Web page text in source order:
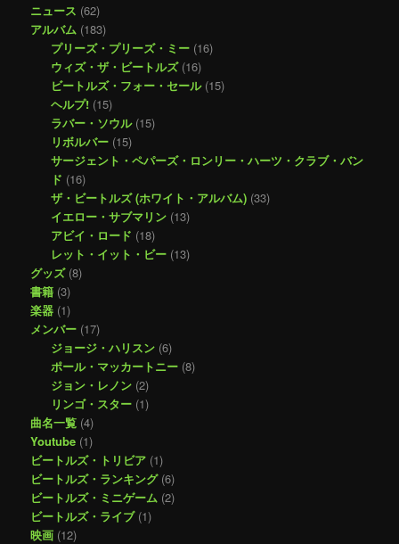
シ
ョ
ニュース (62)
アルバム (183)
プリーズ・プリーズ・ミー(16)
ウィズ・ザ・ビートルズ(16)
ビートルズ・フォー・セール(15)
ヘルプ!(15)
ラバー・ソウル(15)
リボルバー(15)
サージェント・ペパーズ・ロンリー・ハーツ・クラブ・バン
ド (16)
ザ・ビートルズ (ホワイト・アルバム)(33)
イエロー・サブマリン(13)
アビイ・ロード (18)
レット・イット・ビー(13)
グッズ(8)
書籍 (3)
楽器 (1)
メンバー (17)
ジョージ・ハリスン(6)
ポール・マッカートニー(8)
ジョン・レノン(2)
リンゴ・スター(1)
曲名一覧 (4)
Youtube (1)
ビートルズ・トリビア (1)
ビートルズ・ランキング(6)
ビートルズ・ミニゲーム (2)
ビートルズ・ライブ(1)
映画 (12)